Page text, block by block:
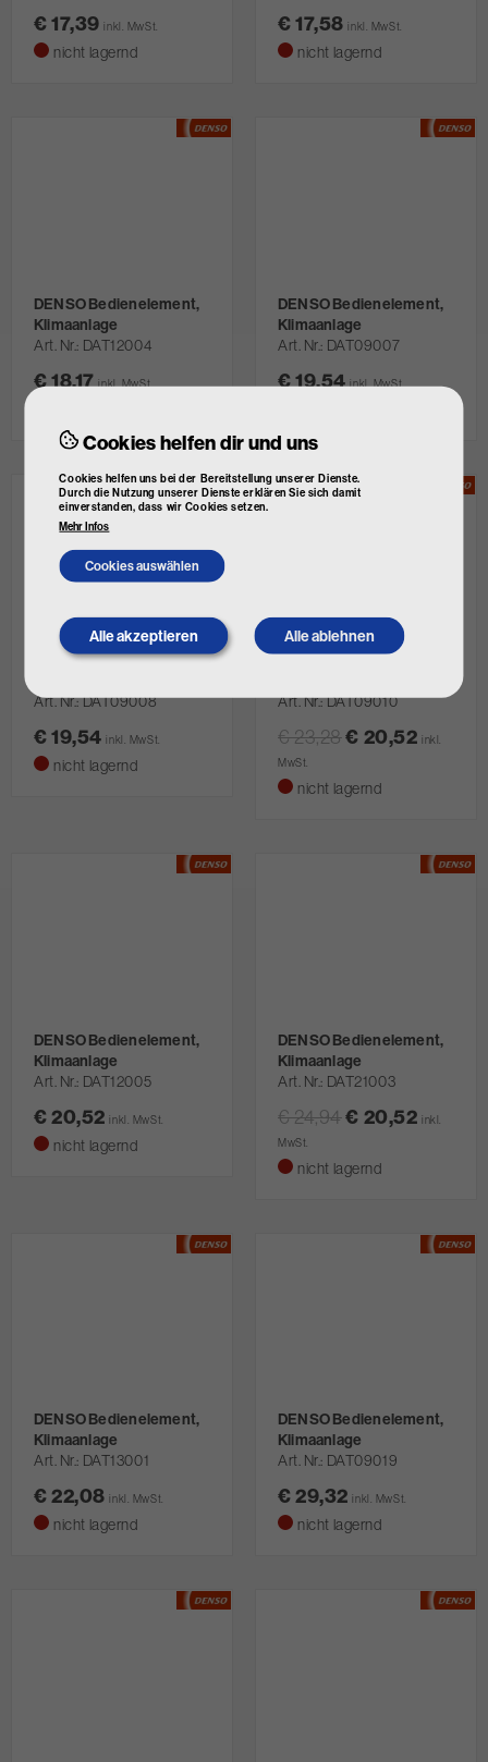
€ 17,39inkl. MwSt.
nicht lagernd
€ 17,58inkl. MwSt.
nicht lagernd
DENSO Bedienelement,
Klimaanlage
Art. Nr. DAT12004
€ 18,17inkl. MwSt.
DENSO Bedienelement,
Klimaanlage
Art. Nr. DAT09007
€ 19,54inkl. MwSt.
DENSO Bedienelement,
Art. Nr. DAT09008
€ 19,54inkl. MwSt.
nicht lagernd
DENSO Bedienelement,
Art. Nr. DAT09010
€ 23,28€ 20,52 inkl.
MwSt.
nicht lagernd
DENSO Bedienelement,
Klimaanlage
Art. Nr. DAT12005
€ 20,52inkl. MwSt.
nicht lagernd
DENSO Bedienelement,
Klimaanlage
Art. Nr. DAT21003
€ 24,94€ 20,52 inkl.
MwSt.
nicht lagernd
DENSO Bedienelement,
Klimaanlage
Art. Nr. DAT13001
€ 22,08inkl. MwSt.
nicht lagernd
DENSO Bedienelement,
Klimaanlage
Art. Nr. DAT09019
€ 29,32inkl. MwSt.
nicht lagernd
Cookies helfen dir und uns
Cookies helfen uns bei der Bereitstellung unserer Dienste.
Durch die Nutzung unserer Dienste erklären Sie sich damit
einverstanden, dass wir Cookies setzen.
Mehr Infos
Cookies auswählen
Alle akzeptieren
Withdraw
consent
Alle ablehnen